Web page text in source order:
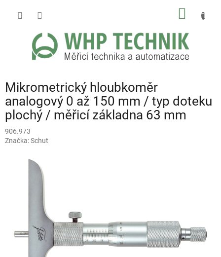
Mikrometrický hloubkoměr
analogový 0 až 150 mm / typ doteku
plochý / měřicí základna 63 mm
906.973
Značka:Schut